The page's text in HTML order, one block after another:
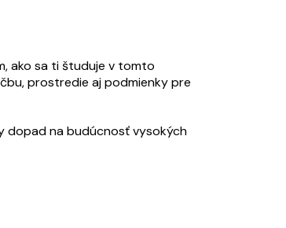
ako sa ti študuje v tomto
prostredie aj podmienky pre
dopad na budúcnosť vysokých